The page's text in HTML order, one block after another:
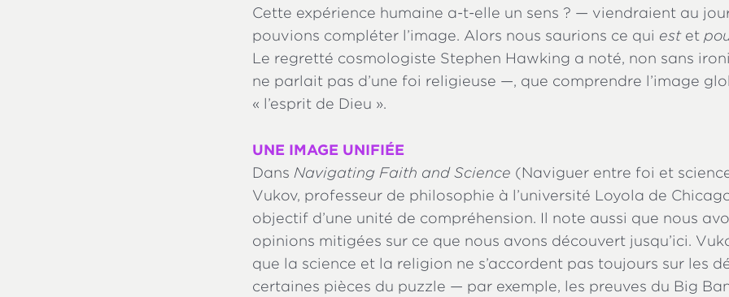
Cette expérience humaine a-t-elle un sens ? — viendraient au
pouvions compléter l’image. Alors nous saurions ce qui estet
Le regretté cosmologiste Stephen Hawking a noté, non sans
ne parlait pas d’une foi religieuse —, que comprendre l’image
« l’esprit de Dieu ».
UNE IMAGE UNIFIÉE
DansNavigating Faith and Science (Naviguer entre foi et
Vukov, professeur de philosophie à l’université Loyola de
objectif d’une unité de compréhension. Il note aussi que nous
opinions mitigées sur ce que nous avons découvert jusqu’ici.
que la science et la religion ne s’accordent pas toujours sur les
certaines pièces du puzzle — par exemple, les preuves du Big